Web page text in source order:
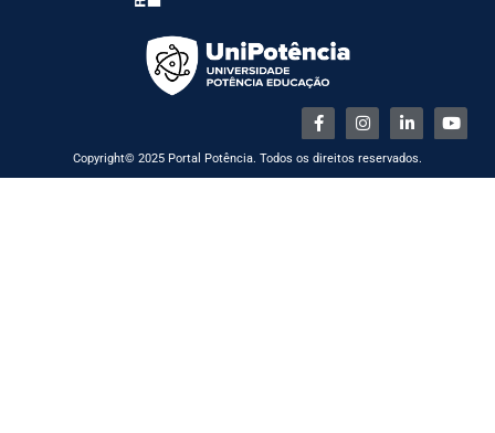
Copyright© 2025 Portal Potência. Todos os direitos reservados.